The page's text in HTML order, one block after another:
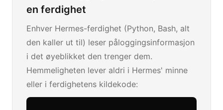
en ferdighet
Enhver Hermes-ferdighet (Python, Bash, alt
den kaller ut til) leser påloggingsinformasjon
i det øyeblikket den trenger dem.
Hemmeligheten lever aldri i Hermes' minne
eller i ferdighetens kildekode: